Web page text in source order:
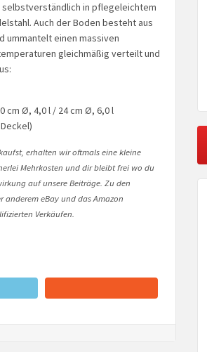
selbstverständlich in pflegeleichtem
Auch der Boden besteht aus
ummantelt einen massiven
gleichmäßig verteilt und
cm Ø, 4,0 l / 24 cm Ø, 6,0 l
erhalten wir oftmals eine kleine
Mehrkosten und dir bleibt frei wo du
auf unsere Beiträge. Zu den
eBay und das Amazon
Verkäufen.